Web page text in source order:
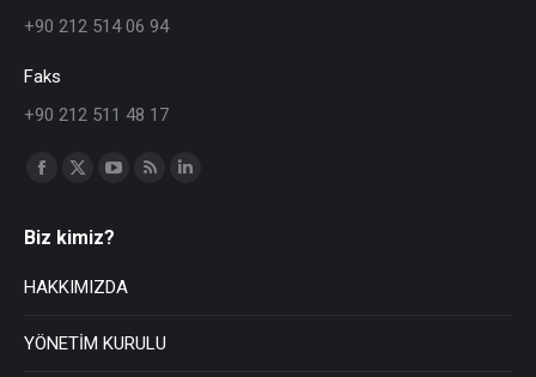
+90 212 514 06 94
Faks
+90 212 511 48 17
Find us on:
Biz kimiz?
HAKKIMIZDA
YÖNETİM KURULU